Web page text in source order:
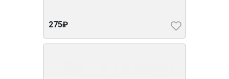
275₽